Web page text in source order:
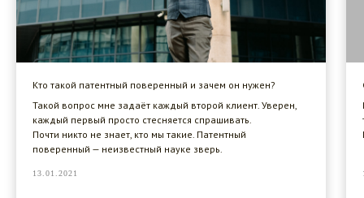
Кто такой патентный поверенный и зачем он нужен?
Такой вопрос мне задаёт каждый второй клиент. Уверен,
каждый первый просто стесняется спрашивать.
Почти никто не знает, кто мы такие. Патентный
поверенный — неизвестный науке зверь.
13.01.2021